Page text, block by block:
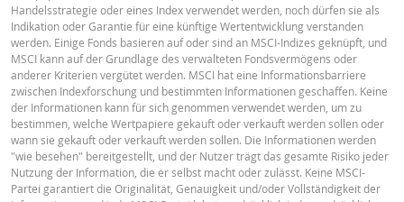
den Stop Loss Level aus, während die Bedingungen der Wertpapiere in der
monatliche Anpassungen vorsehen. Die Ergebnisse des Rechners können
von den tatsächlichen Werten der Mini Future Zertifikate abweichen.
BNP Paribas fungiert nicht als Ihr Rechts- oder Steuerberater,
oder Anlageberater und ist Ihnen gegenüber in Bezug auf den Rechner und /
oder im Zusammenhang mit Transaktionen in Produkten von BNP Paribas
anderen damit verbundenen Transaktionen nicht treuhänderisch
können sich bei Anlageberatungen oder Empfehlungen jeglicher Art nicht
BNP Paribas verlassen. Obwohl die angegebenen Preise auf Informationen
beruhen, die als zuverlässig gelten, kann deren Richtigkeit oder
nicht garantiert werden. BNP Paribas gibt keine Garantie in Bezug auf die
Deutsch (Schweiz)
BASISINFORMATIONSBLATT
Key Information Document (DE) PDF
Handelsstrategie oder eines Index verwendet werden, noch dürfen sie als
Indikation oder Garantie für eine künftige Wertentwicklung verstanden
werden. Einige Fonds basieren auf oder sind an MSCI-Indizes geknüpft, und
MSCI kann auf der Grundlage des verwalteten Fondsvermögens oder
anderer Kriterien vergütet werden. MSCI hat eine Informationsbarriere
zwischen Indexforschung und bestimmten Informationen geschaffen. Keine
der Informationen kann für sich genommen verwendet werden, um zu
bestimmen, welche Wertpapiere gekauft oder verkauft werden sollen oder
wann sie gekauft oder verkauft werden sollen. Die Informationen werden
"wie besehen" bereitgestellt, und der Nutzer trägt das gesamte Risiko jeder
Nutzung der Information, die er selbst macht oder zulässt. Keine MSCI-
Partei garantiert die Originalität, Genauigkeit und/oder Vollständigkeit der